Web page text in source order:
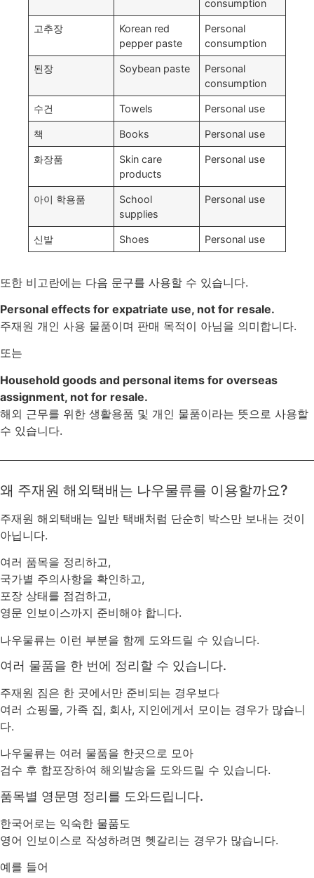
consumption
고추장
Korean red
pepper paste
Personal
consumption
된장 Soybean paste
Personal
consumption
수건 Towels Personal use
책 Books Personal use
화장품
Skin care
products
Personal use
아이 학용품
School
supplies
Personal use
신발 Shoes Personal use
또한 비고란에는 다음 문구를 사용할 수 있습니다.
Personal effects for expatriate use, not for resale.
주재원 개인 사용 물품이며 판매 목적이 아님을 의미합니다.
또는
Household goods and personal items for overseas
assignment, not for resale.
해외 근무를 위한 생활용품 및 개인 물품이라는 뜻으로 사용할
수 있습니다.
왜 주재원 해외택배는 나우물류를 이용할까요?
주재원 해외택배는 일반 택배처럼 단순히 박스만 보내는 것이
아닙니다.
여러 품목을 정리하고,
국가별 주의사항을 확인하고,
포장 상태를 점검하고,
영문 인보이스까지 준비해야 합니다.
나우물류는 이런 부분을 함께 도와드릴 수 있습니다.
여러 물품을 한 번에 정리할 수 있습니다.
주재원 짐은 한 곳에서만 준비되는 경우보다
여러 쇼핑몰, 가족 집, 회사, 지인에게서 모이는 경우가 많습니
다.
나우물류는 여러 물품을 한곳으로 모아
검수 후 합포장하여 해외발송을 도와드릴 수 있습니다.
품목별 영문명 정리를 도와드립니다.
한국어로는 익숙한 물품도
영어 인보이스로 작성하려면 헷갈리는 경우가 많습니다.
예를 들어